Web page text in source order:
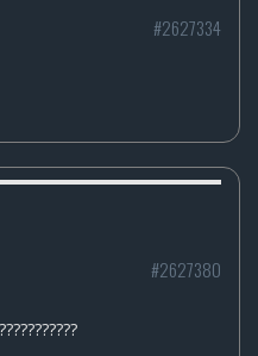
#2627334
#2627380